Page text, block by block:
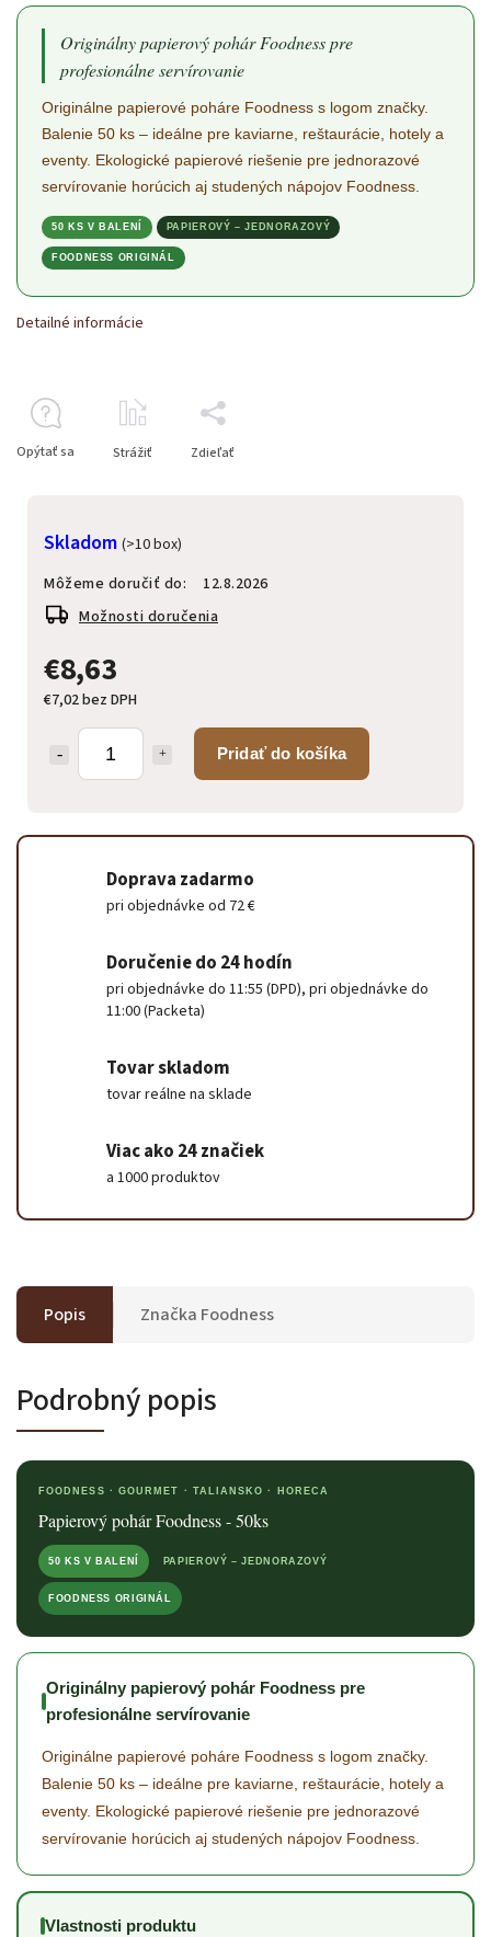
€8,63
€7,02 bez DPH
Pridať do košíka
Skladom (>10 box)
Môžeme doručiť do:
12.8.2026
Možnosti doručenia
Originálny papierový pohár Foodness pre
profesionálne servírovanie
Originálne papierové poháre Foodness s logom značky.
Balenie 50 ks – ideálne pre kaviarne, reštaurácie, hotely a
eventy. Ekologické papierové riešenie pre jednorazové
servírovanie horúcich aj studených nápojov Foodness.
50 KS V BALENÍ PAPIEROVÝ – JEDNORAZOVÝ
FOODNESS ORIGINÁL
Detailné informácie
Opýtať sa Strážiť Zdieľať
Doprava zadarmo
pri objednávke od 72 €
Doručenie do 24 hodín
pri objednávke do 11:55 (DPD), pri objednávke do
11:00 (Packeta)
Tovar skladom
tovar reálne na sklade
Viac ako 24 značiek
a 1000 produktov
Popis Značka Foodness
Podrobný popis
FOODNESS · GOURMET · TALIANSKO · HORECA
Papierový pohár Foodness - 50ks
50 KS V BALENÍ PAPIEROVÝ – JEDNORAZOVÝ
FOODNESS ORIGINÁL
Originálny papierový pohár Foodness pre
profesionálne servírovanie
Originálne papierové poháre Foodness s logom značky.
Balenie 50 ks – ideálne pre kaviarne, reštaurácie, hotely a
eventy. Ekologické papierové riešenie pre jednorazové
servírovanie horúcich aj studených nápojov Foodness.
Vlastnosti produktu